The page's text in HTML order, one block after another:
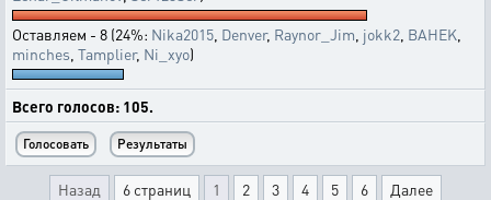
Оставляем - 8 (24%: Nika2015 Denver, Raynor_Jim jokk2 BAHEK
minches Tamplier, Ni_xyo)
Всего голосов: 105.
Назад 6 страниц 1 2 3 4 5 6 Далее